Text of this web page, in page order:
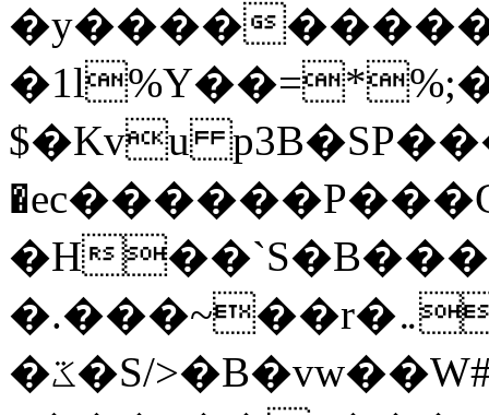
�y����
$�Kvu
�H
�.���~��r�޼�}�܅�mؕWu���K}
�ػ�S/>�B�vw��W#�I��*]\W��)Ħ�1��fC}